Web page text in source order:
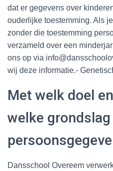
dat er gegevens over
ouderlijke toestemming. Als
zonder die toestemming
verzameld over een
ons op via
wij deze informatie.-
Met welk doel
welke
Dansschool Overeem